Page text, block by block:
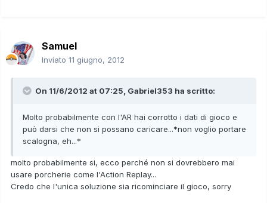
Samuel
Inviato 11 giugno, 2012
On 11/6/2012 at 07:25, Gabriel353 ha scritto:
Molto probabilmente con l'AR hai corrotto i dati di gioco e
può darsi che non si possano caricare...*non voglio portare
scalogna, eh...*
molto probabilmente si, ecco perché non si dovrebbero mai
usare porcherie come l'Action Replay...
Credo che l'unica soluzione sia ricominciare il gioco, sorry